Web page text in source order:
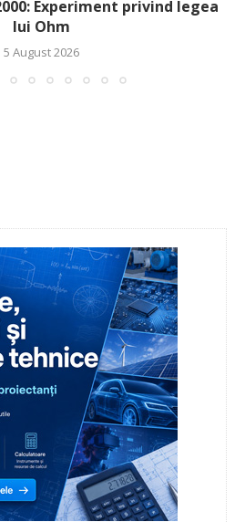
Experiment privind legea
lui Ohm
5 August 2026